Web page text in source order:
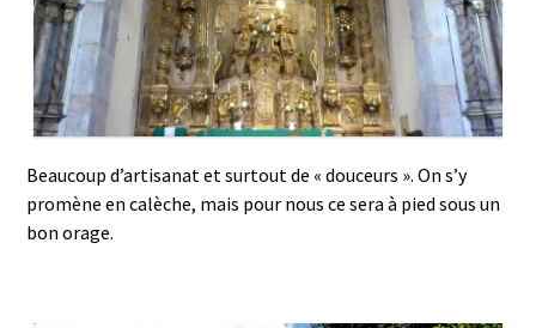
Beaucoup d’artisanat et surtout de « douceurs ». On s’y
promène en calèche, mais pour nous ce sera à pied sous un
bon orage.